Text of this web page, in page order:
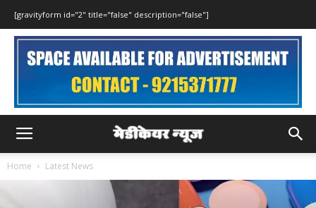
[gravityform id="2" title="false" description="false"]
Home Latest News